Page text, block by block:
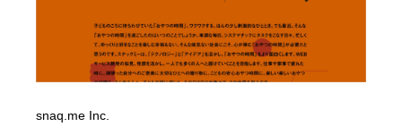
snaq.me Inc.